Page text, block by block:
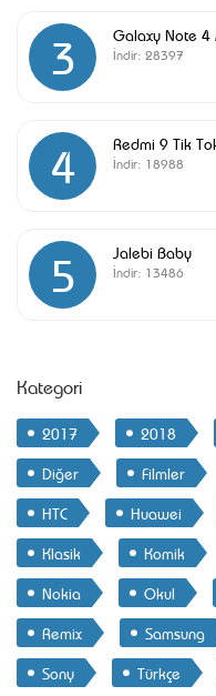
3 Galaxy Note 4
İndir: 28397
4 Redmi 9 Tik
İndir: 18988
5 Jalebi Baby
İndir: 13486
Kategori
2017 2018
Diğer
Filmler
HTC
Huawei
Klasik
Komik
Nokia
Okul
Remix
Samsung
Sony
Türkçe